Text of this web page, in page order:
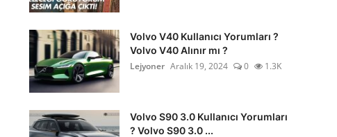
Volvo V40 Kullanıcı Yorumları ?
Volvo V40 Alınır mı ?
Lejyoner Aralık 19, 2024 0 1.3K
Volvo S90 3.0 Kullanıcı Yorumları
? Volvo S90 3.0 ...